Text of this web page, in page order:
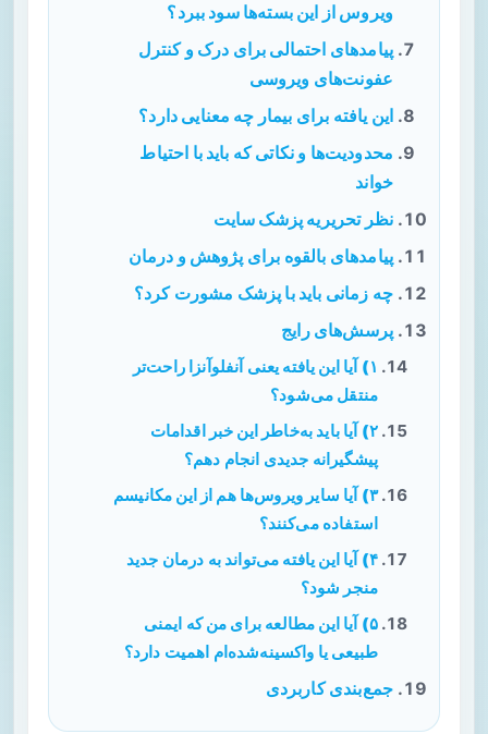
ویروس از این بسته‌ها سود ببرد؟
پیامدهای احتمالی برای درک و کنترل
عفونت‌های ویروسی
این یافته برای بیمار چه معنایی دارد؟
محدودیت‌ها و نکاتی که باید با احتیاط
خواند
نظر تحریریه پزشک سایت
پیامدهای بالقوه برای پژوهش و درمان
چه زمانی باید با پزشک مشورت کرد؟
پرسش‌های رایج
۱) آیا این یافته یعنی آنفلوآنزا راحت‌تر
منتقل می‌شود؟
۲) آیا باید به‌خاطر این خبر اقدامات
پیشگیرانه جدیدی انجام دهم؟
۳) آیا سایر ویروس‌ها هم از این مکانیسم
استفاده می‌کنند؟
۴) آیا این یافته می‌تواند به درمان جدید
منجر شود؟
۵) آیا این مطالعه برای من که ایمنی
طبیعی یا واکسینه‌شده‌ام اهمیت دارد؟
جمع‌بندی کاربردی